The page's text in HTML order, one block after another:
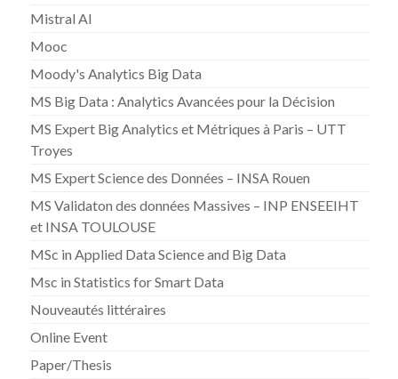
Mistral AI
Mooc
Moody's Analytics Big Data
MS Big Data : Analytics Avancées pour la Décision
MS Expert Big Analytics et Métriques à Paris – UTT
Troyes
MS Expert Science des Données – INSA Rouen
MS Validaton des données Massives – INP ENSEEIHT
et INSA TOULOUSE
MSc in Applied Data Science and Big Data
Msc in Statistics for Smart Data
Nouveautés littéraires
Online Event
Paper/Thesis